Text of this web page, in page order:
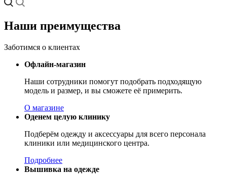
Наши преимущества
Заботимся о клиентах
Офлайн-магазин
Наши сотрудники помогут подобрать подходящую
модель и размер, и вы сможете её примерить.
О магазине
Оденем целую клинику
Подберём одежду и аксессуары для всего персонала
клиники или медицинского центра.
Подробнее
Вышивка на одежде